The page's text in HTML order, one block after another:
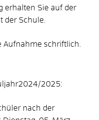
erhalten Sie auf der
der Schule.
Aufnahme schriftlich.
2025:
nach der